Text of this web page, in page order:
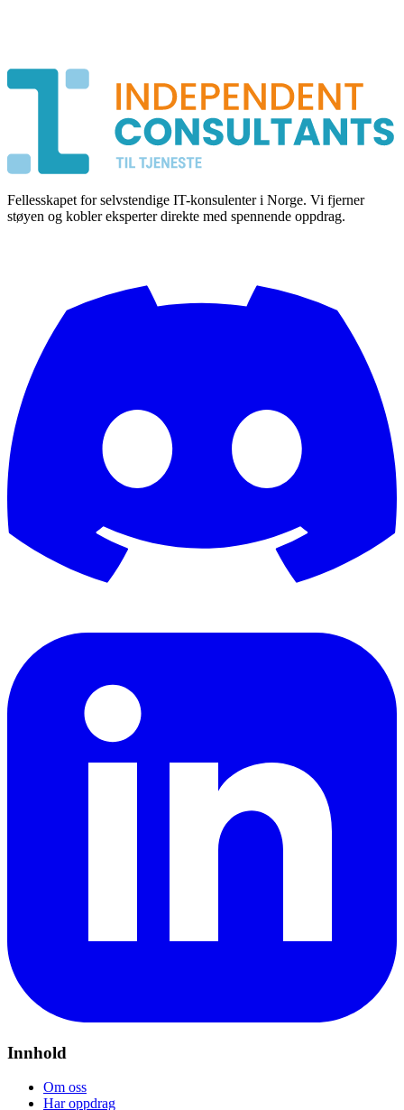
Fellesskapet for selvstendige IT-konsulenter i Norge. Vi fjerner
støyen og kobler eksperter direkte med spennende oppdrag.
Innhold
Om oss
Har oppdrag